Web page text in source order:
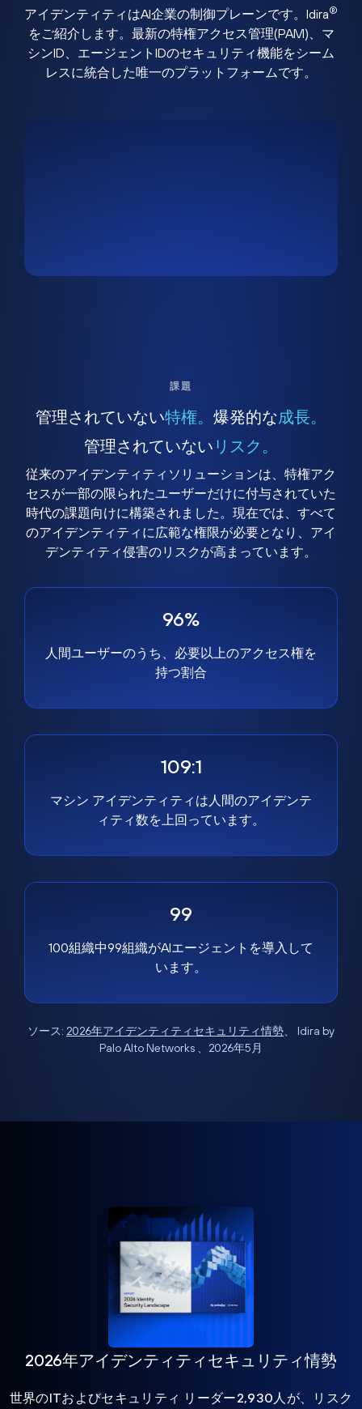
アイデンティティはAI企業の制御プレーンです。Idira®
をご紹介します。最新の特権アクセス管理(PAM)、マ
シンID、エージェントIDのセキュリティ機能をシーム
レスに統合した唯一のプラットフォームです。
課題
管理されていない特権。 爆発的な成長。
管理されていない リスク。
従来のアイデンティティソリューションは、特権アク
セスが一部の限られたユーザーだけに付与されていた
時代の課題向けに構築されました。現在では、すべて
のアイデンティティに広範な権限が必要となり、アイ
デンティティ侵害のリスクが高まっています。
96%
人間ユーザーのうち、必要以上のアクセス権を
持つ割合
109:1
マシン アイデンティティは人間のアイデンテ
ィティ数を上回っています。
99
100組織中99組織がAIエージェントを導入して
います。
ソース: 2026年アイデンティティセキュリティ情勢、 Idira by
Palo Alto Networks 、2026年5月
2026年アイデンティティセキュリティ情勢
世界のITおよびセキュリティ リーダー2,930人が、リスク